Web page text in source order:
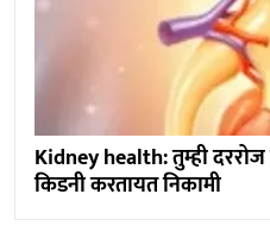
Kidney health: तुम्ही
किडनी करतायत निकामी